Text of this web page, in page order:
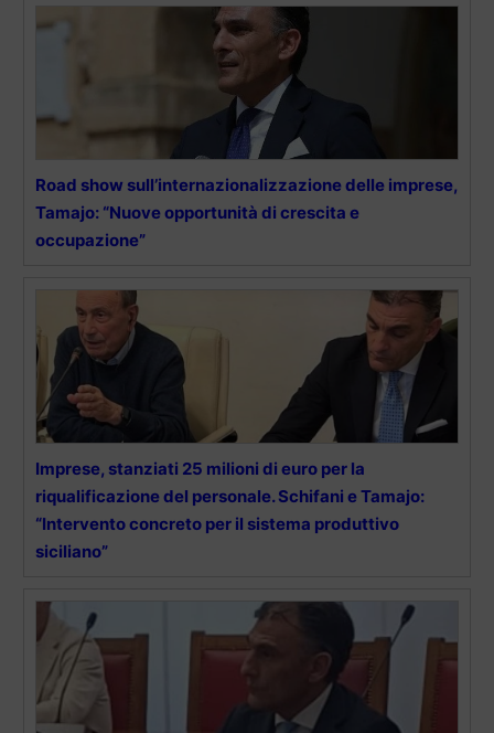
Road show sull’internazionalizzazione delle imprese,
Tamajo: “Nuove opportunità di crescita e
occupazione”
Imprese, stanziati 25 milioni di euro per la
riqualificazione del personale. Schifani e Tamajo:
“Intervento concreto per il sistema produttivo
siciliano”